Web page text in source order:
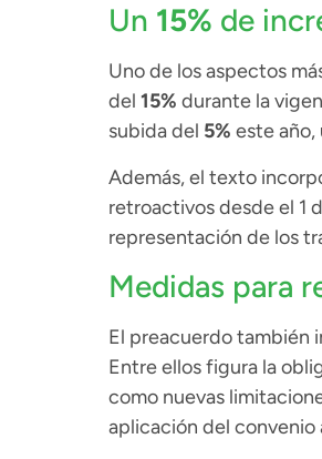
Un 15% de
Uno de los aspectos
del 15% durante la
subida del 5% este año,
Además, el texto
retroactivos desde el 1
representación de los
Medidas para
El preacuerdo también
Entre ellos figura la
como nuevas
aplicación del convenio